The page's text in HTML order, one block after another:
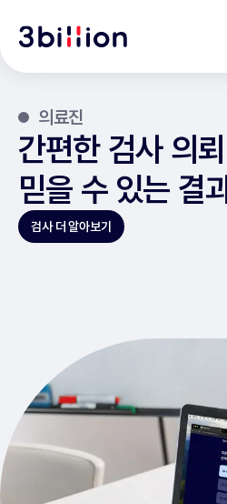
의료진
간편한 검사 의뢰
믿을 수 있는 결
검사 더 알아보기